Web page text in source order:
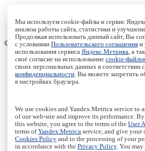
Access to the full text on the Springer
© Institute of Computer Science Izhevsk,
About Journal
Editorial Board
Author Information
Publishing Ethics
Authors
Archive
Пользовательское соглашение|
Политика конфиденциальности|
Политика Cookies|Cookies Policy
Мы используем cookie-файлы и сервис
анализа работы сайта, статистики и
Продолжая использовать данный сайт, Вы
с условиями Пользовательского соглашения и
использования сервиса Яндекс.Метрика , а
своё согласие на использование cookie-
своих персональных данных в соответствии с
конфиденциальности . Вы можете запретить
в настройках браузера.
We use cookies and Yandex.Metrica service to
of our web-site and improve its performance.
this website, you agree to the terms of the User
terms ofYandex.Metrica service, and give your
Cookies Policy and to the processing of your
in accordance with the Privacy Policy. You